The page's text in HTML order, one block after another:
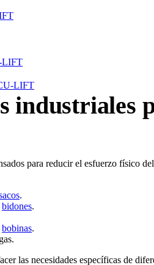
LIFT
LIFT
industriales
para reducir el esfuerzo físico
.
bidones.
bobinas.
las necesidades específicas de